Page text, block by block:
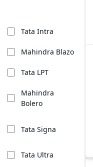
Tata Intra
Mahindra Blazo
Tata LPT
Mahindra
Bolero
Tata Signa
Tata Ultra